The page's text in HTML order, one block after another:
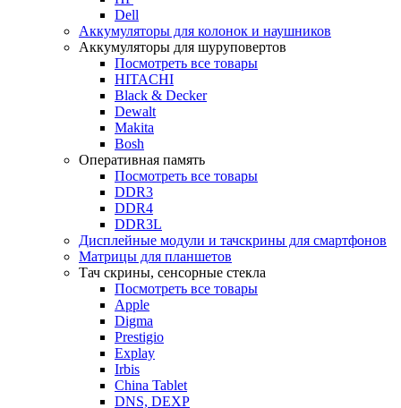
Dell
Аккумуляторы для колонок и наушников
Аккумуляторы для шуруповертов
Посмотреть все товары
HITACHI
Black & Decker
Dewalt
Makita
Bosh
Оперативная память
Посмотреть все товары
DDR3
DDR4
DDR3L
Дисплейные модули и тачскрины для смартфонов
Матрицы для планшетов
Тач скрины, сенсорные стекла
Посмотреть все товары
Apple
Digma
Prestigio
Explay
Irbis
China Tablet
DNS, DEXP